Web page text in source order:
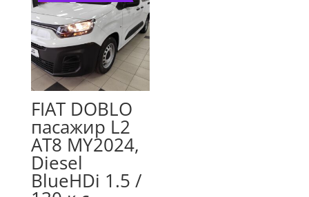
FIAT DOBLO
пасажир L2
AT8 MY2024,
Diesel
BlueHDi 1.5 /